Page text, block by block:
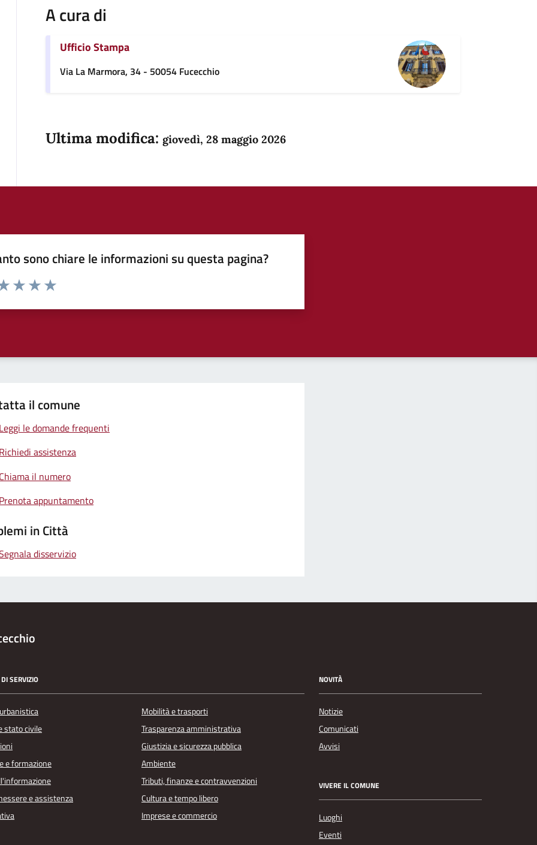
A cura di
Ufficio Stampa
Via La Marmora, 34 - 50054 Fucecchio
Ultima modifica: giovedì, 28 maggio 2026
sono chiare le informazioni su questa pagina?
1 a 5 stelle la pagina
il comune
Leggi le domande frequenti
Richiedi assistenza
Chiama il numero
Prenota appuntamento
in Città
disservizio
SERVIZIO
stato civile
e formazione
e assistenza
Mobilità e trasporti
Trasparenza amministrativa
Giustizia e sicurezza pubblica
Ambiente
Tributi, finanze e contravvenzioni
Cultura e tempo libero
Imprese e commercio
NOVITÀ
Notizie
Comunicati
Avvisi
VIVERE IL COMUNE
Luoghi
Eventi